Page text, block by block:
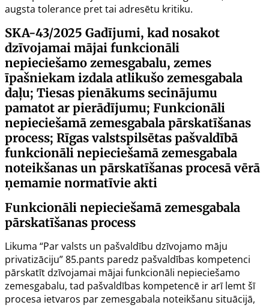
augsta tolerance pret tai adresētu kritiku.
SKA-43/2025 Gadījumi, kad nosakot
dzīvojamai mājai funkcionāli
nepieciešamo zemesgabalu, zemes
īpašniekam izdala atlikušo zemesgabala
daļu; Tiesas pienākums secinājumu
pamatot ar pierādījumu; Funkcionāli
nepieciešamā zemesgabala pārskatīšanas
process; Rīgas valstspilsētas pašvaldībā
funkcionāli nepieciešamā zemesgabala
noteikšanas un pārskatīšanas procesā vērā
ņemamie normatīvie akti
Funkcionāli nepieciešamā zemesgabala
pārskatīšanas process
Likuma “Par valsts un pašvaldību dzīvojamo māju
privatizāciju”85.pants paredz pašvaldības kompetenci
pārskatīt dzīvojamai mājai funkcionāli nepieciešamo
zemesgabalu, tad pašvaldības kompetencē ir arī lemt šī
procesa ietvaros par zemesgabala noteikšanu situācijā,